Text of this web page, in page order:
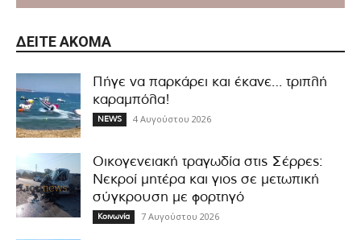
ΔΕΊΤΕ ΑΚΌΜΑ
Πήγε να παρκάρει και έκανε… τριπλή
καραμπόλα!
NEWS 4 Αυγούστου 2026
Οικογενειακή τραγωδία στις Σέρρες:
Νεκροί μητέρα και γιος σε μετωπική
σύγκρουση με φορτηγό
Κοινωνία 7 Αυγούστου 2026